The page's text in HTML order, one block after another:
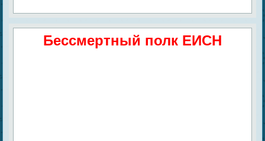
Бессмертный полк ЕИСН